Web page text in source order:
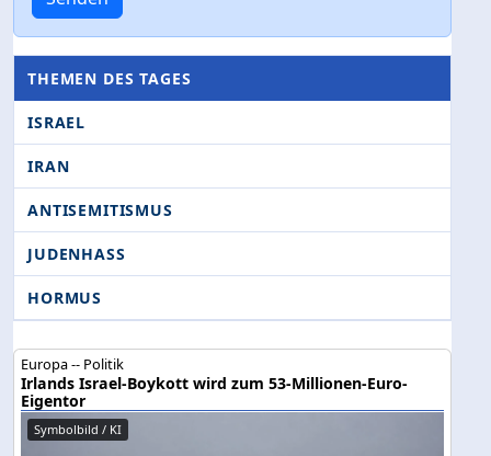
THEMEN DES TAGES
ISRAEL
IRAN
ANTISEMITISMUS
JUDENHASS
HORMUS
Europa -- Politik
Irlands Israel-Boykott wird zum 53-Millionen-Euro-
Eigentor
Symbolbild / KI